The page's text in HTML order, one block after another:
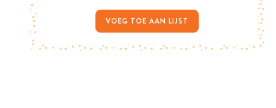
VOEG TOE AAN LIJST